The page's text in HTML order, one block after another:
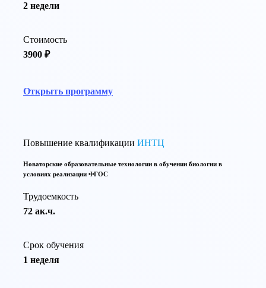
2 недели
Стоимость
3900 ₽
Открыть программу
Повышение квалификации ИНТЦ
Новаторские образовательные технологии в обучении биологии в
условиях реализации ФГОС
Трудоемкость
72 ак.ч.
Срок обучения
1 неделя